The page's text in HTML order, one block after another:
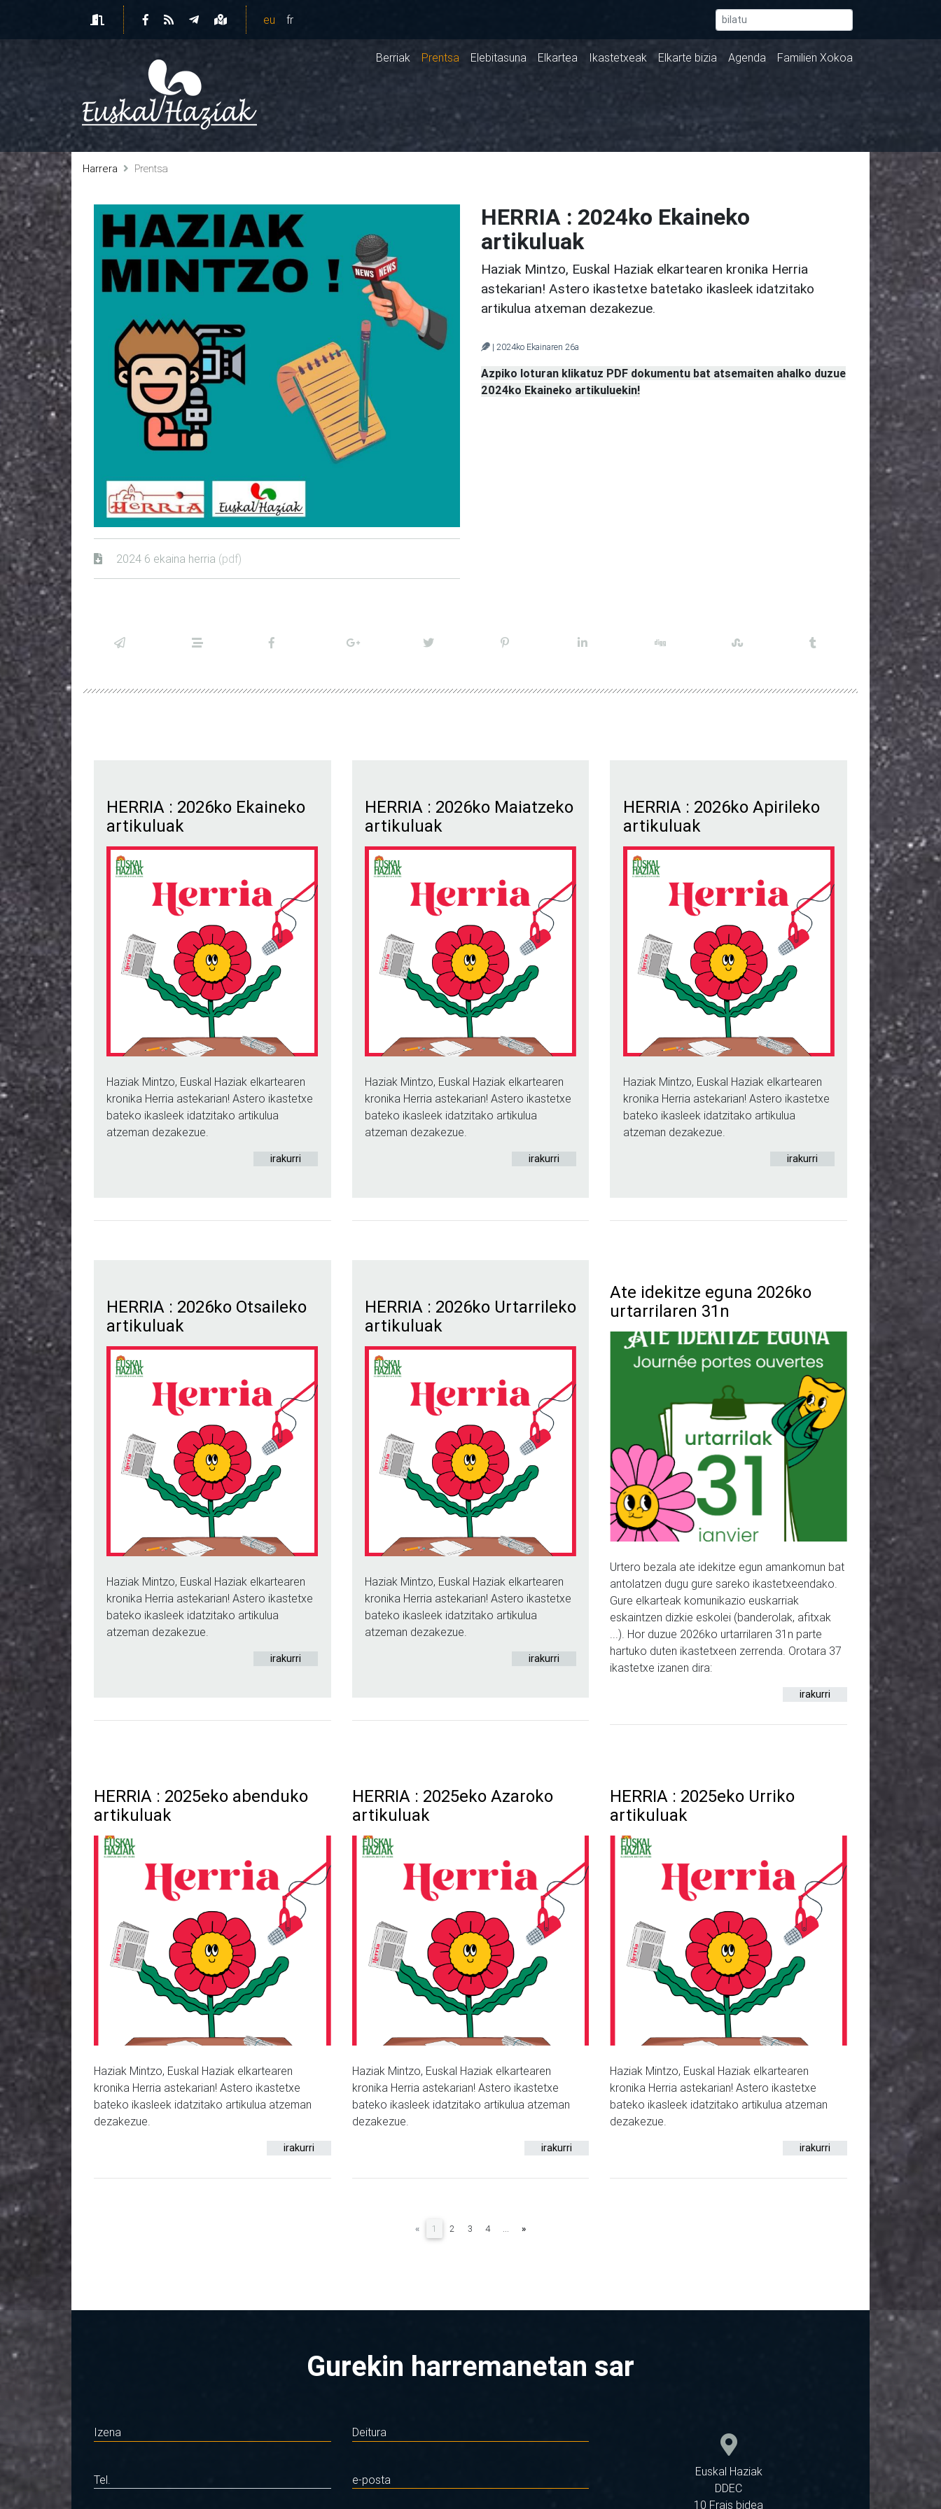
eu fr
Berriak Prentsa Elebitasuna Elkartea Ikastetxeak Elkarte bizia Agenda Familien Xokoa
Harrera Prentsa
2024 6 ekaina herria (pdf)
HERRIA : 2024ko Ekaineko
artikuluak
Haziak Mintzo, Euskal Haziak elkartearen kronika Herria
astekarian! Astero ikastetxe batetako ikasleek idatzitako
artikulua atxeman dezakezue.
| 2024ko Ekainaren 26a
Azpiko loturan klikatuz PDF dokumentu bat atsemaiten ahalko duzue
2024ko Ekaineko artikuluekin!
HERRIA : 2026ko Ekaineko
artikuluak
Haziak Mintzo, Euskal Haziak elkartearen
kronika Herria astekarian! Astero ikastetxe
bateko ikasleek idatzitako artikulua
atzeman dezakezue.
irakurri
HERRIA : 2026ko Maiatzeko
artikuluak
Haziak Mintzo, Euskal Haziak elkartearen
kronika Herria astekarian! Astero ikastetxe
bateko ikasleek idatzitako artikulua
atzeman dezakezue.
irakurri
HERRIA : 2026ko Apirileko
artikuluak
Haziak Mintzo, Euskal Haziak elkartearen
kronika Herria astekarian! Astero ikastetxe
bateko ikasleek idatzitako artikulua
atzeman dezakezue.
irakurri
HERRIA : 2026ko Otsaileko
artikuluak
Haziak Mintzo, Euskal Haziak elkartearen
kronika Herria astekarian! Astero ikastetxe
bateko ikasleek idatzitako artikulua
atzeman dezakezue.
irakurri
HERRIA : 2026ko Urtarrileko
artikuluak
Haziak Mintzo, Euskal Haziak elkartearen
kronika Herria astekarian! Astero ikastetxe
bateko ikasleek idatzitako artikulua
atzeman dezakezue.
irakurri
Ate idekitze eguna 2026ko
urtarrilaren 31n
Urtero bezala ate idekitze egun amankomun bat
antolatzen dugu gure sareko ikastetxeendako.
Gure elkarteak komunikazio euskarriak
eskaintzen dizkie eskolei (banderolak, afitxak
...). Hor duzue 2026ko urtarrilaren 31n parte
hartuko duten ikastetxeen zerrenda. Orotara 37
ikastetxe izanen dira:
irakurri
HERRIA : 2025eko abenduko
artikuluak
Haziak Mintzo, Euskal Haziak elkartearen
kronika Herria astekarian! Astero ikastetxe
bateko ikasleek idatzitako artikulua atzeman
dezakezue.
irakurri
HERRIA : 2025eko Azaroko
artikuluak
Haziak Mintzo, Euskal Haziak elkartearen
kronika Herria astekarian! Astero ikastetxe
bateko ikasleek idatzitako artikulua atzeman
dezakezue.
irakurri
HERRIA : 2025eko Urriko
artikuluak
Haziak Mintzo, Euskal Haziak elkartearen
kronika Herria astekarian! Astero ikastetxe
bateko ikasleek idatzitako artikulua atzeman
dezakezue.
irakurri
« 1 (current)
2 3 4 ... »
Gurekin harremanetan sar
Izena Deitura
Tel. e-posta
Euskal Haziak
DDEC
10 Frais bidea